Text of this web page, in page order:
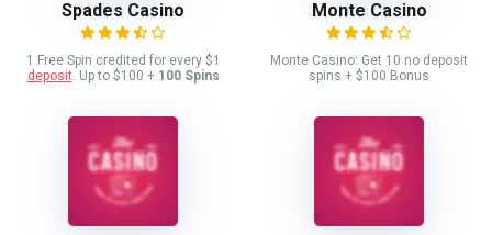
Spades Casino
1 Free Spin credited for every $1
deposit. Up to $100 + 100 Spins
Monte Casino
Monte Casino: Get 10 no deposit
spins + $100 Bonus